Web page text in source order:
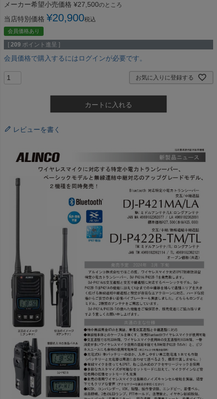
メーカー希望小売価格 ¥27,500のところ
当店特別価格 ¥20,900税込
会員価格あり
[ 209 ポイント進呈 ]
会員価格で購入するにはログインが必要です。
お気に入りに登録する
カートに入れる
レビューを書く